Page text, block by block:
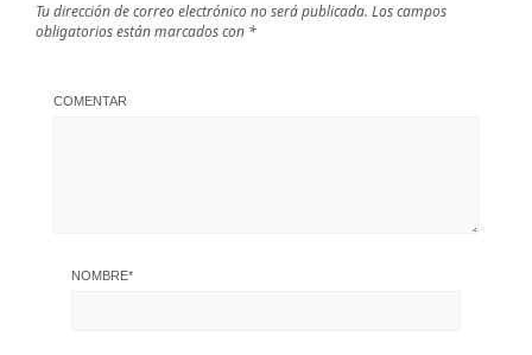
Tu dirección de correo electrónico no será publicada. Los campos
obligatorios están marcados con *
COMENTAR
NOMBRE*